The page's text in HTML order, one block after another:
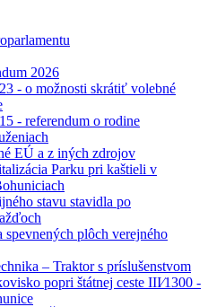
2026
- o možnosti skrátiť volebné
- referendum o rodine
EÚ a z iných zdrojov
Parku pri kaštieli v
stavu stavidla po
spevnených plôch verejného
– Traktor s príslušenstvom
popri štátnej ceste III⁄1300 -